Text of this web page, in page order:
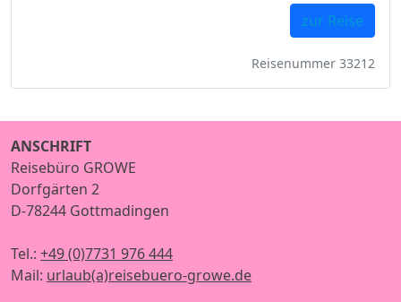
zur Reise
Reisenummer 33212
ANSCHRIFT
Reisebüro GROWE
Dorfgärten 2
D-78244 Gottmadingen
Tel.: +49 (0)7731 976 444
Mail: urlaub(a)reisebuero-growe.de